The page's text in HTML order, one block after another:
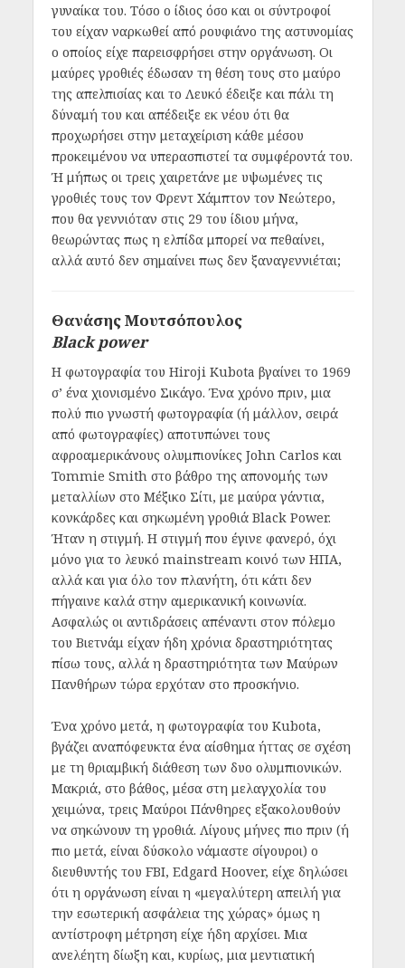
γυναίκα του. Τόσο ο ίδιος όσο και οι σύντροφοί
του είχαν ναρκωθεί από ρουφιάνο της αστυνομίας
ο οποίος είχε παρεισφρήσει στην οργάνωση. Οι
μαύρες γροθιές έδωσαν τη θέση τους στο μαύρο
της απελπισίας και το Λευκό έδειξε και πάλι τη
δύναμή του και απέδειξε εκ νέου ότι θα
προχωρήσει στην μεταχείριση κάθε μέσου
προκειμένου να υπερασπιστεί τα συμφέροντά του.
Ή μήπως οι τρεις χαιρετάνε με υψωμένες τις
γροθιές τους τον Φρεντ Χάμπτον τον Νεώτερο,
που θα γεννιόταν στις 29 του ίδιου μήνα,
θεωρώντας πως η ελπίδα μπορεί να πεθαίνει,
αλλά αυτό δεν σημαίνει πως δεν ξαναγεννιέται;
Θανάσης Μουτσόπουλος
Black power
H φωτογραφία του Hiroji Kubota βγαίνει το 1969
σ’ ένα χιονισμένο Σικάγο. Ένα χρόνο πριν, μια
πολύ πιο γνωστή φωτογραφία (ή μάλλον, σειρά
από φωτογραφίες) αποτυπώνει τους
αφροαμερικάνους ολυμπιονίκες John Carlos και
Tommie Smith στο βάθρο της απονομής των
μεταλλίων στο Μέξικο Σίτι, με μαύρα γάντια,
κονκάρδες και σηκωμένη γροθιά Black Power.
Ήταν η στιγμή. Η στιγμή που έγινε φανερό, όχι
μόνο για το λευκό mainstream κοινό των ΗΠΑ,
αλλά και για όλο τον πλανήτη, ότι κάτι δεν
πήγαινε καλά στην αμερικανική κοινωνία.
Ασφαλώς οι αντιδράσεις απέναντι στον πόλεμο
του Βιετνάμ είχαν ήδη χρόνια δραστηριότητας
πίσω τους, αλλά η δραστηριότητα των Μαύρων
Πανθήρων τώρα ερχόταν στο προσκήνιο.
Ένα χρόνο μετά, η φωτογραφία του Kubota,
βγάζει αναπόφευκτα ένα αίσθημα ήττας σε σχέση
με τη θριαμβική διάθεση των δυο ολυμπιονικών.
Μακριά, στο βάθος, μέσα στη μελαγχολία του
χειμώνα, τρεις Μαύροι Πάνθηρες εξακολουθούν
να σηκώνουν τη γροθιά. Λίγους μήνες πιο πριν (ή
πιο μετά, είναι δύσκολο νάμαστε σίγουροι) ο
διευθυντής του FBI, Edgard Hoover, είχε δηλώσει
ότι η οργάνωση είναι η «μεγαλύτερη απειλή για
την εσωτερική ασφάλεια της χώρας» όμως η
αντίστροφη μέτρηση είχε ήδη αρχίσει. Μια
ανελέητη δίωξη και, κυρίως, μια μεντιατική